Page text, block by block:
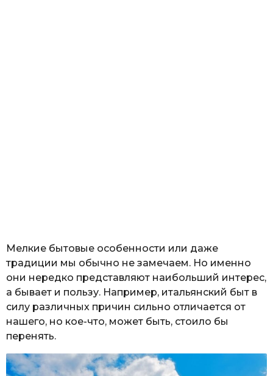
Мелкие бытовые особенности или даже
традиции мы обычно не замечаем. Но именно
они нередко представляют наибольший интерес,
а бывает и пользу. Например, итальянский быт в
силу различных причин сильно отличается от
нашего, но кое-что, может быть, стоило бы
перенять.